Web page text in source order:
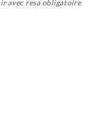
avec resa obligatoire